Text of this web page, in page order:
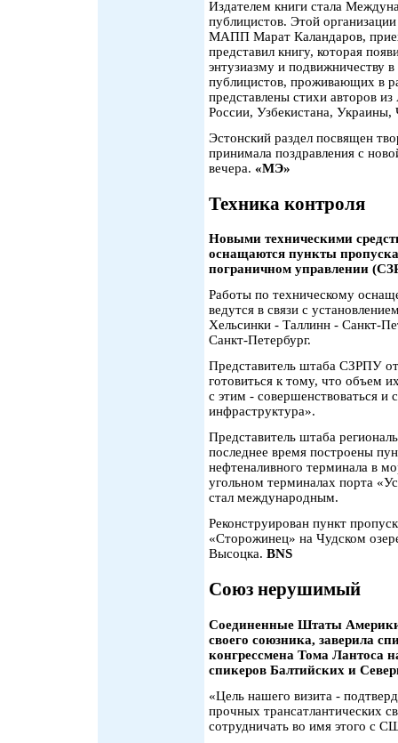
Издателем книги стала
публицистов. Этой
МАПП Марат Каландаров,
представил книгу, которая
энтузиазму и подвижничеству
публицистов, проживающих в
представлены стихи авторов
России, Узбекистана,
Эстонский раздел посвящен
принимала поздравления с
вечера. «МЭ»
Техника контроля
Новыми техническими
оснащаются пункты
пограничном управлении
Работы по техническому
ведутся в связи с
Хельсинки - Таллинн - Санкт-
Санкт-Петербург.
Представитель штаба СЗРПУ
готовиться к тому, что объем
с этим - совершенствоваться и
инфраструктура».
Представитель штаба
последнее время построены
нефтеналивного терминала в
угольном терминалах порта
стал международным.
Реконструирован пункт
«Сторожинец» на Чудском
Высоцка. BNS
Союз нерушимый
Соединенные Штаты
своего союзника, заверила
конгрессмена Тома Лантоса
спикеров Балтийских и
«Цель нашего визита -
прочных трансатлантических
сотрудничать во имя этого с